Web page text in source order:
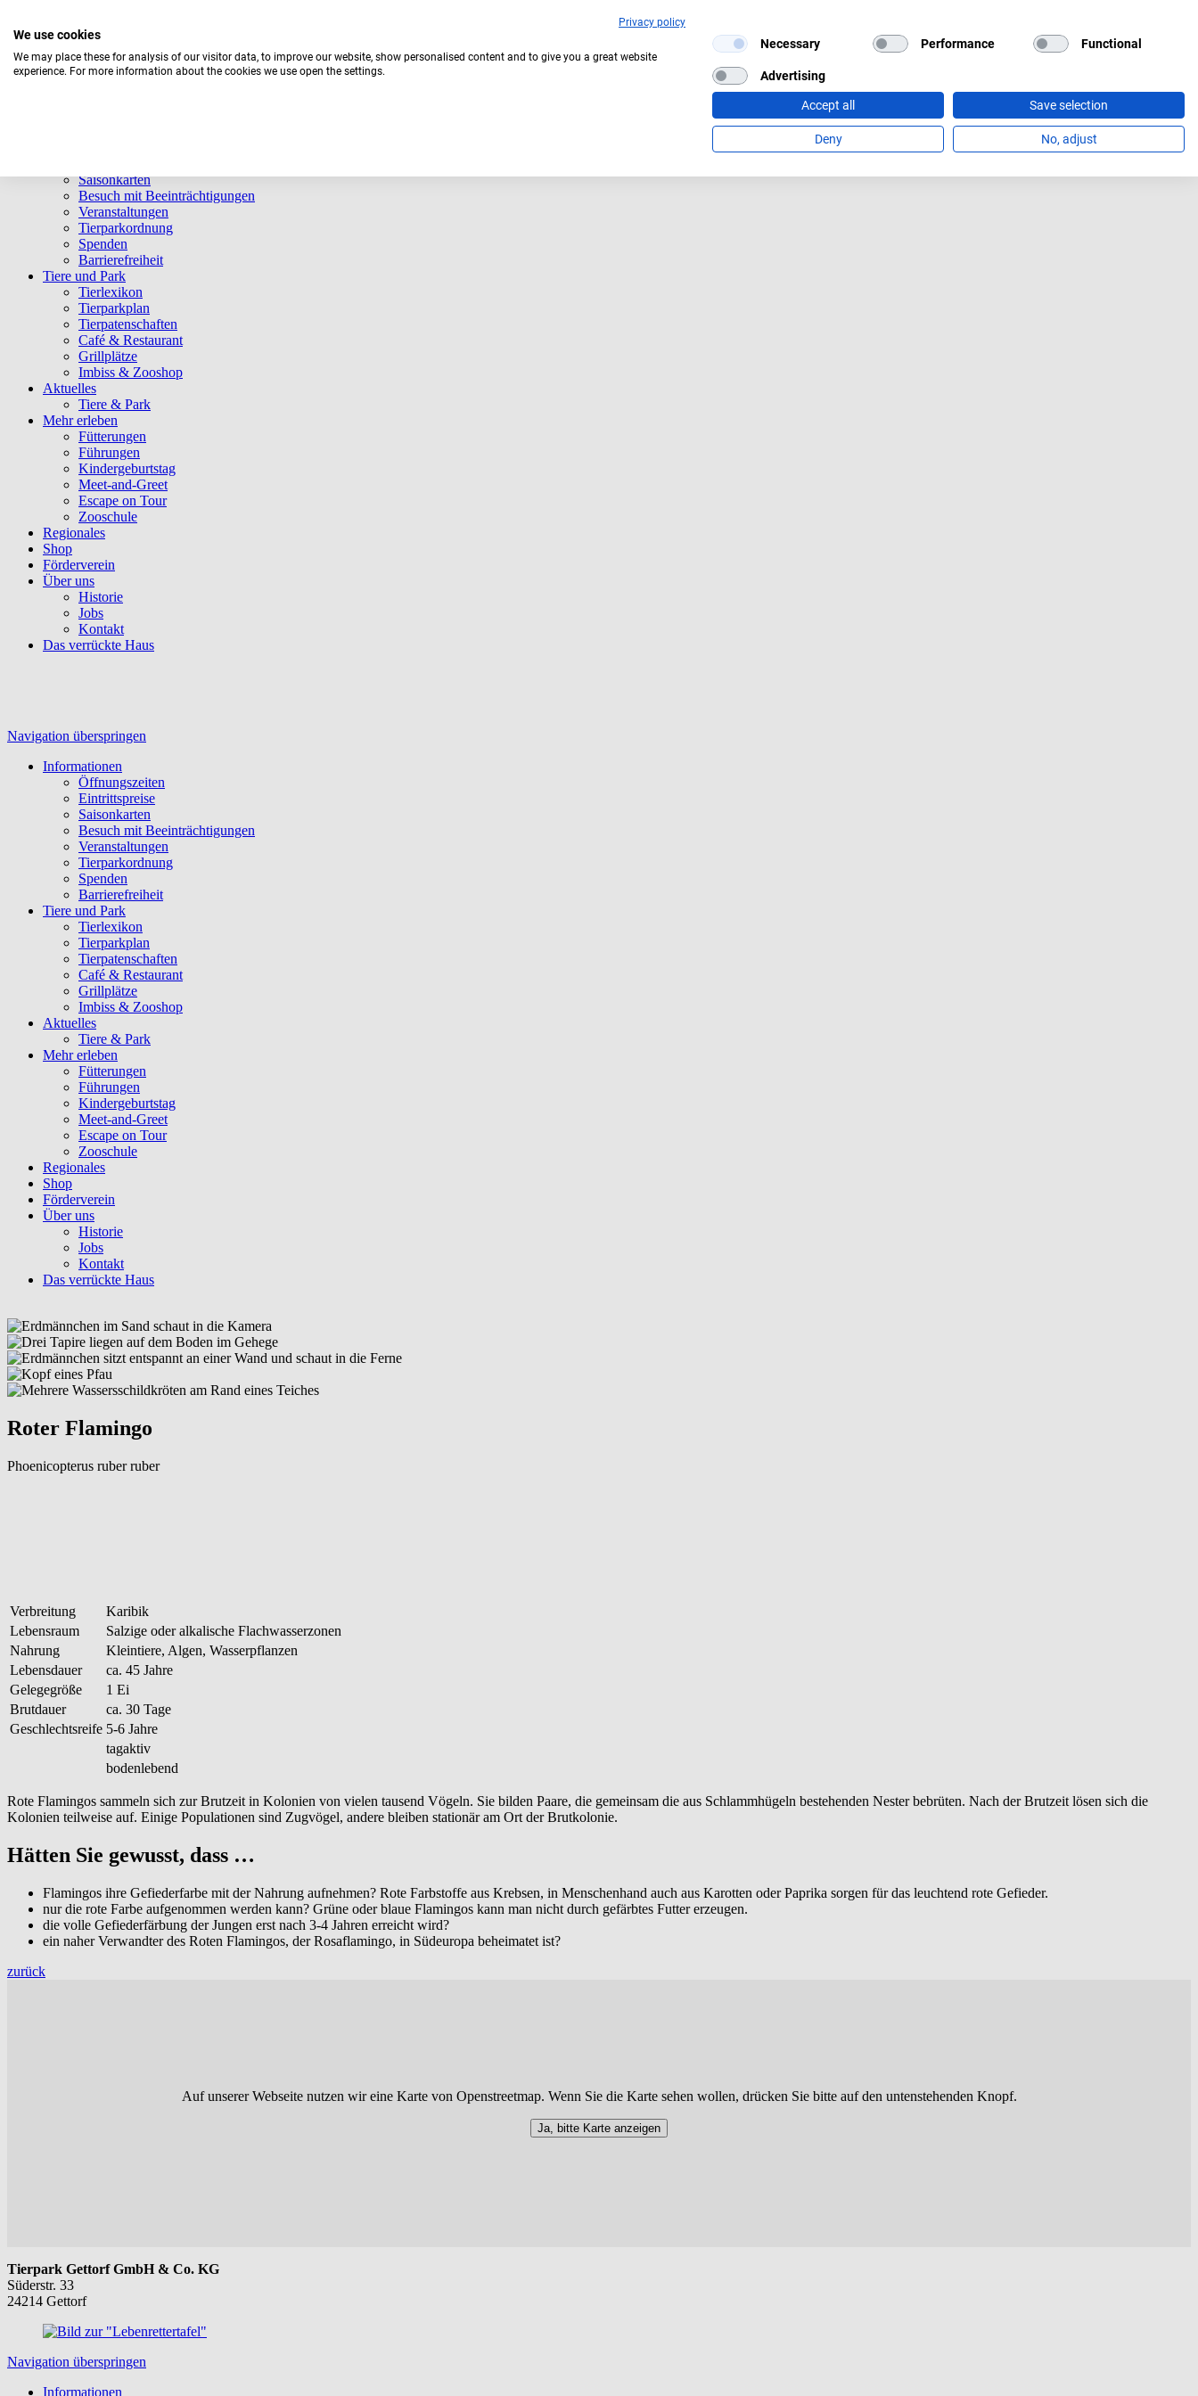
Aktuelles Wetter:14°C Ein paar Wolken
Saisonkarten
Besuch mit Beeinträchtigungen
Veranstaltungen
Tierparkordnung
Spenden
Barrierefreiheit
Tiere und Park
Tierlexikon
Tierparkplan
Tierpatenschaften
Café & Restaurant
Grillplätze
Imbiss & Zooshop
Aktuelles
Tiere & Park
Mehr erleben
Fütterungen
Führungen
Kindergeburtstag
Meet-and-Greet
Escape on Tour
Zooschule
Regionales
Shop
Förderverein
Über uns
Historie
Jobs
Kontakt
Das verrückte Haus
Navigation überspringen
Informationen
Öffnungszeiten
Eintrittspreise
Saisonkarten
Besuch mit Beeinträchtigungen
Veranstaltungen
Tierparkordnung
Spenden
Barrierefreiheit
Tiere und Park
Tierlexikon
Tierparkplan
Tierpatenschaften
Café & Restaurant
Grillplätze
Imbiss & Zooshop
Aktuelles
Tiere & Park
Mehr erleben
Fütterungen
Führungen
Kindergeburtstag
Meet-and-Greet
Escape on Tour
Zooschule
Regionales
Shop
Förderverein
Über uns
Historie
Jobs
Kontakt
Das verrückte Haus
Roter Flamingo
Phoenicopterus ruber ruber
Verbreitung
Karibik
Lebensraum
Salzige oder alkalische Flachwasserzonen
Nahrung
Kleintiere, Algen, Wasserpflanzen
Lebensdauer
ca. 45 Jahre
Gelegegröße
1 Ei
Brutdauer
ca. 30 Tage
Geschlechtsreife 5-6 Jahre
tagaktiv
bodenlebend
Rote Flamingos sammeln sich zur Brutzeit in Kolonien von vielen tausend Vögeln. Sie bilden Paare, die gemeinsam die aus Schlammhügeln bestehenden Nester bebrüten. Nach der Brutzeit lösen sich die
Kolonien teilweise auf. Einige Populationen sind Zugvögel, andere bleiben stationär am Ort der Brutkolonie.
Hätten Sie gewusst, dass …
Flamingos ihre Gefiederfarbe mit der Nahrung aufnehmen? Rote Farbstoffe aus Krebsen, in Menschenhand auch aus Karotten oder Paprika sorgen für das leuchtend rote Gefieder.
nur die rote Farbe aufgenommen werden kann? Grüne oder blaue Flamingos kann man nicht durch gefärbtes Futter erzeugen.
die volle Gefiederfärbung der Jungen erst nach 3-4 Jahren erreicht wird?
ein naher Verwandter des Roten Flamingos, der Rosaflamingo, in Südeuropa beheimatet ist?
zurück
Auf unserer Webseite nutzen wir eine Karte von Openstreetmap. Wenn Sie die Karte sehen wollen, drücken Sie bitte auf den untenstehenden Knopf.
Ja, bitte Karte anzeigen
Tierpark Gettorf GmbH & Co. KG
Süderstr. 33
24214 Gettorf
Navigation überspringen
Informationen
Privacy policy
We use cookies
We may place these for analysis of our visitor data, to improve our website, show personalised content and to give you a great website
experience. For more information about the cookies we use open the settings.
Necessary Performance Functional
Advertising
Accept all Save selection
Deny No, adjust